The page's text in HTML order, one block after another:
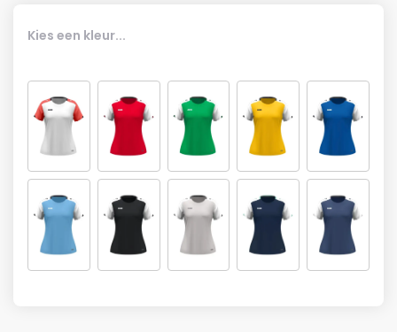
Kies een kleur...